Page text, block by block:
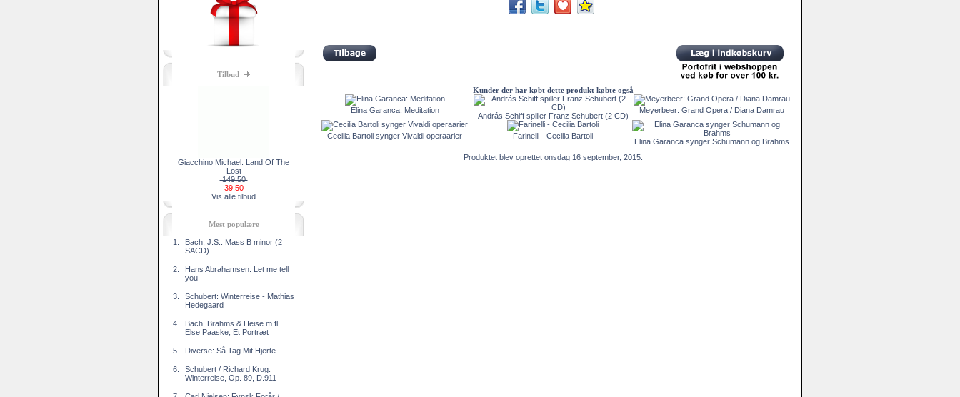
Tilbud
Giacchino Michael: Land Of The
Lost
149,50
39,50
Vis alle tilbud
Mest populære
1.
Bach, J.S.: Mass B minor (2
SACD)
2.
Hans Abrahamsen: Let me tell
you
3.
Schubert: Winterreise - Mathias
Hedegaard
4.
Bach, Brahms & Heise m.fl.
Else Paaske, Et Portræt
5. Diverse: Så Tag Mit Hjerte
6.
Schubert / Richard Krug:
Winterreise, Op. 89, D.911
Kunder der har købt dette produkt købte også
Elina Garanca: Meditation
András Schiff spiller Franz Schubert (2 CD)
Meyerbeer: Grand Opera / Diana Damrau
Cecilia Bartoli synger Vivaldi operaarier Farinelli - Cecilia Bartoli
Elina Garanca synger Schumann og Brahms
Produktet blev oprettet onsdag 16 september, 2015.